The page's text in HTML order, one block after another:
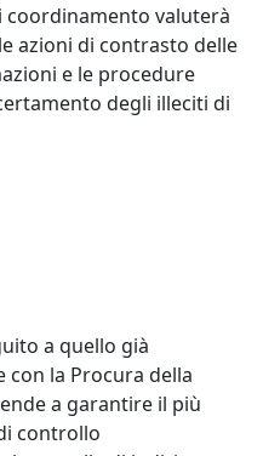
coordinamento valuterà
azioni di contrasto delle
e le procedure
degli illeciti di
a quello già
la Procura della
a garantire il più
controllo